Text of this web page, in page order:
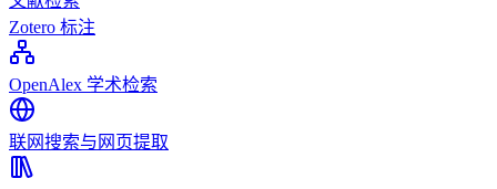
Zotero 标注
OpenAlex 学术检索
联网搜索与网页提取